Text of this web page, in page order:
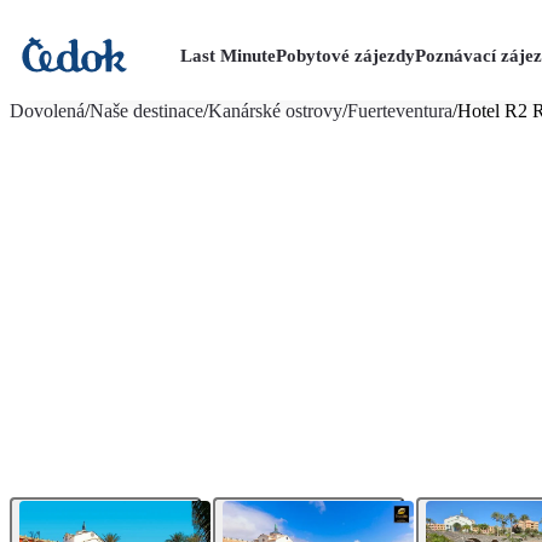
Last MinutePobytové zájezdyPoznávací
Dovolená/Naše destinace/Kanárské ostrovy/Fuerteventura/Hotel R2